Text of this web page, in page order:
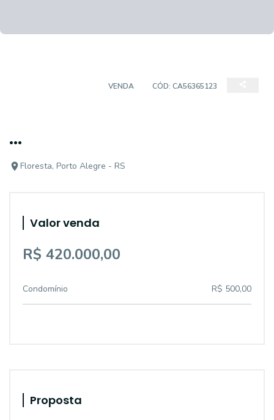
VENDA CÓD: CA56365123
...
Floresta, Porto Alegre - RS
Valor venda
R$ 420.000,00
Condomínio R$ 500,00
Proposta